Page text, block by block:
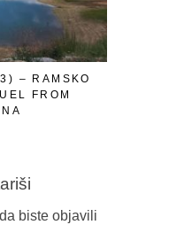
– RAMSKO
FROM
da biste objavili